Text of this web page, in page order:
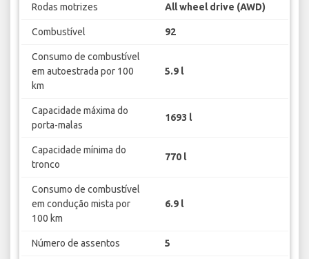
Rodas motrizes All wheel drive (AWD)
Combustível 92
Consumo de combustível
em autoestrada por 100
km
5.9 l
Capacidade máxima do
porta-malas
1693 l
Capacidade mínima do
tronco
770 l
Consumo de combustível
em condução mista por
100 km
6.9 l
Número de assentos 5